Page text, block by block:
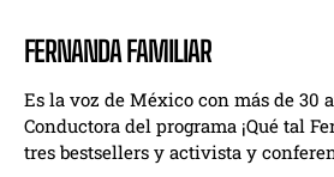
FERNANDA FAMILIAR
Es la voz de México con más de 30
Conductora del programa ¡Qué tal
tres bestsellers y activista y